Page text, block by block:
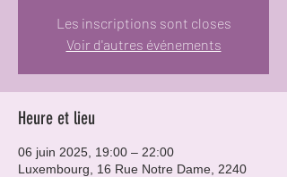
Les inscriptions sont closes
Voir d'autres événements
Heure et lieu
06 juin 2025, 19:00 – 22:00
Luxembourg, 16 Rue Notre Dame, 2240